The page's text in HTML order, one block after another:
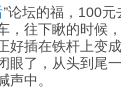
”论坛的福，100
，往下瞅的时候
好插在铁杆上变
眼了，从头到尾
声中。